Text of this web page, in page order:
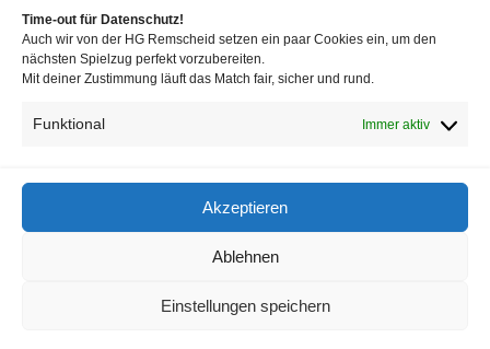
Time-out für Datenschutz!
Auch wir von der HG Remscheid setzen ein paar Cookies ein, um den
nächsten Spielzug perfekt vorzubereiten.
Mit deiner Zustimmung läuft das Match fair, sicher und rund.
Funktional Immer aktiv
Akzeptieren
Ablehnen
Einstellungen speichern
Impressum
Datenschutz Förderverein